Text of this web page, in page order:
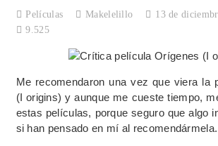
Películas Makelelillo
13 de
9.525
Me recomendaron una vez que viera la
(I origins) y aunque me cueste tiempo,
estas películas, porque seguro que algo
si han pensado en mí al recomendármela.